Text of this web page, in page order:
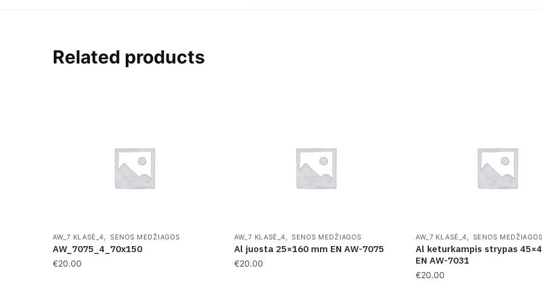
Related products
AW_7 KLASĖ_4, SENOS MEDŽIAGOS
AW_7075_4_70x150
€20.00
AW_7 KLASĖ_4, SENOS MEDŽIAGOS
Al juosta 25×160 mm EN AW-7075
€20.00
AW_7 KLASĖ_4, SENOS MEDŽIAGOS
Al keturkampis strypas
EN AW-7031
€20.00